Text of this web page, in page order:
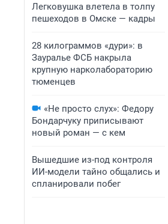
Легковушка влетела в толпу
пешеходов в Омске — кадры
28 килограммов «дури»: в
Зауралье ФСБ накрыла
крупную нарколабораторию
тюменцев
«Не просто слух»: Федору
Бондарчуку приписывают
новый роман — с кем
Вышедшие из-под контроля
ИИ-модели тайно общались и
спланировали побег